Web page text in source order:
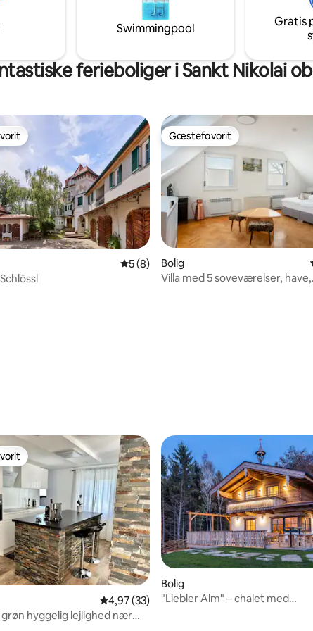
og slap af i den panoramiske
Swimmingpool
Gratis
ferieboliger i Sankt Nikolai
bedømmelse, 26 omtaler
5 ud af 5 i gennemsnitlig bedømmelse,
5 (8)
Gæstefavorit
Gæstefavorit
Bolig
Villa med 5 soveværelser, have,
bedømmelse, 40 omtaler
4,97 ud af 5 i gennemsnitlig bedømmelse,
4,97 (33)
grøn hyggelig lejlighed nær
Bolig
"Liebler Alm" – chalet med